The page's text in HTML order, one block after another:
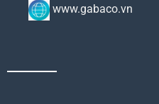
www.gabaco.vn